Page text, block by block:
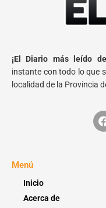
¡El Diario más leído
instante con todo lo que
localidad de la Provincia
Menú
Inicio
Acerca de